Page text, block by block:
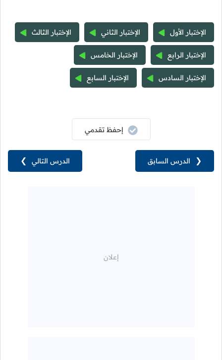
الإختبار الأول الإختبار الثاني الإختبار الثالث
الإختبار الرابع الإختبار الخامس
الإختبار السادس الإختبار السابع
الدرس التالي ❯
إحفظ تقدمي
❮ الدرس السابق